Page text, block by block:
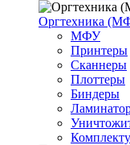
Оргтехника
МФУ
Принтеры
Сканнеры
Плоттеры
Биндеры